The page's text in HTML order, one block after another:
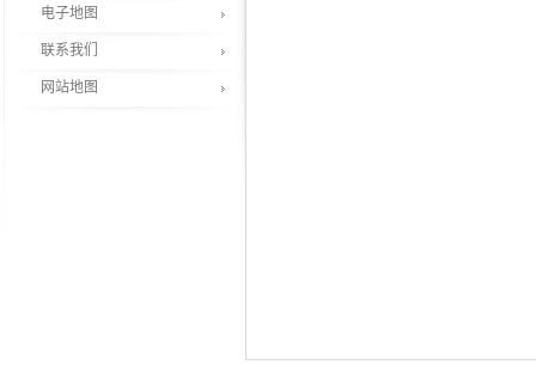
电子地图
联系我们
网站地图